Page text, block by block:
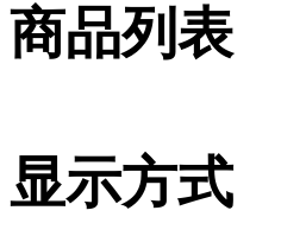
商品列表
显示方式